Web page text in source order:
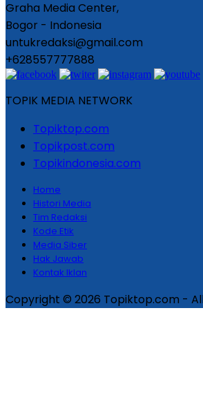
Graha Media Center,
Bogor - Indonesia
untukredaksi@gmail.com
+628557777888
TOPIK MEDIA NETWORK
Topiktop.com
Topikpost.com
Topikindonesia.com
Home
Histori Media
Tim Redaksi
Kode Etik
Media Siber
Hak Jawab
Kontak Iklan
Copyright © 2026 Topiktop.com -